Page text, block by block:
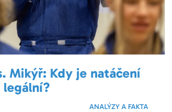
Mikýř: Kdy je natáčení
legální?
ANALÝZY A FAKTA